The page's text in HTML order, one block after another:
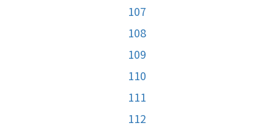
107
108
109
110
111
112